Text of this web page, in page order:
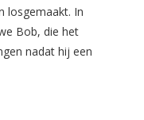
losgemaakt. In
Bob, die het
nadat hij een